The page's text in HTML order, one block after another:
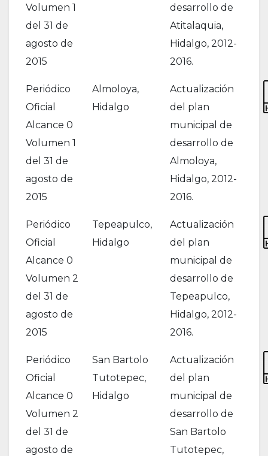
Volumen 1
del 31 de
agosto de
2015
desarrollo de
Atitalaquia,
Hidalgo, 2012-
2016.
Periódico
Oficial
Alcance 0
Volumen 1
del 31 de
agosto de
2015
Almoloya,
Hidalgo
Actualización
del plan
municipal de
desarrollo de
Almoloya,
Hidalgo, 2012-
2016.
Periódico
Oficial
Alcance 0
Volumen 2
del 31 de
agosto de
2015
Tepeapulco,
Hidalgo
Actualización
del plan
municipal de
desarrollo de
Tepeapulco,
Hidalgo, 2012-
2016.
Periódico
Oficial
Alcance 0
Volumen 2
del 31 de
agosto de
San Bartolo
Tutotepec,
Hidalgo
Actualización
del plan
municipal de
desarrollo de
San Bartolo
Tutotepec,